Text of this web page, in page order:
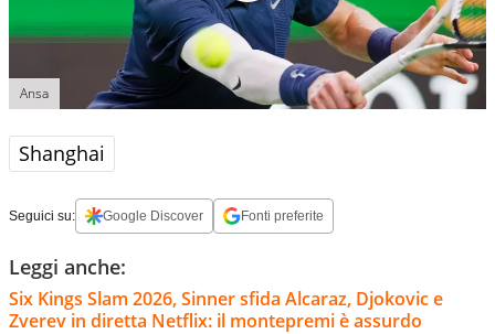
Ansa
Shanghai
Seguici su: Google Discover Fonti preferite
Leggi anche:
Six Kings Slam 2026, Sinner sfida Alcaraz, Djokovic e
Zverev in diretta Netflix: il montepremi è assurdo